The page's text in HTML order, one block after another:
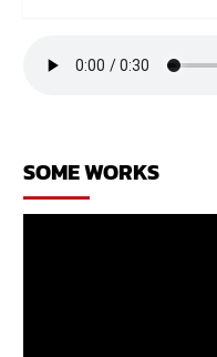
บ้าน
SOME WORKS